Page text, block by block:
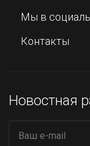
Мы в
Контакты
Новостная